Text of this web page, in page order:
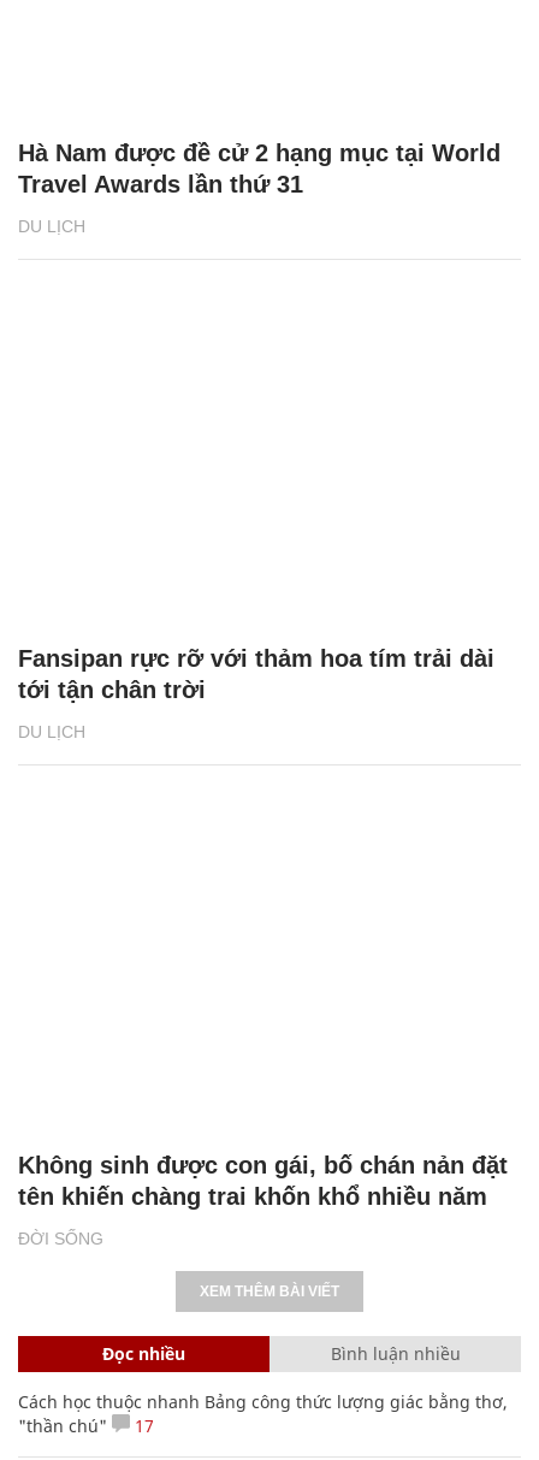
DU LỊCH
Hà Nam được đề cử 2 hạng mục tại World
Travel Awards lần thứ 31
DU LỊCH
Fansipan rực rỡ với thảm hoa tím trải dài
tới tận chân trời
ĐỜI SỐNG
Không sinh được con gái, bố chán nản đặt
tên khiến chàng trai khốn khổ nhiều năm
XEM THÊM BÀI VIẾT
Đọc nhiều Bình luận nhiều
Cách học thuộc nhanh Bảng công thức lượng giác bằng thơ,
"thần chú"
17